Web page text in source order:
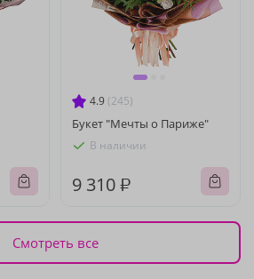
4.9 (245)
Букет "Мечты о Париже"
В наличии
9 310 ₽
Смотреть все